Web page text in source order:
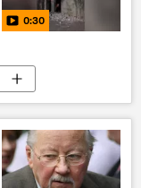
0:30